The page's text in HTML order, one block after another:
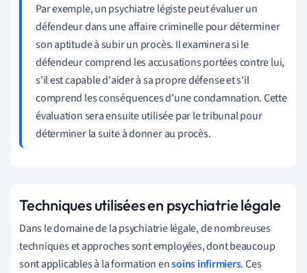
Par exemple, un psychiatre légiste peut évaluer un
défendeur dans une affaire criminelle pour déterminer
son aptitude à subir un procès. Il examinera si le
défendeur comprend les accusations portées contre lui,
s'il est capable d'aider à sa propre défense et s'il
comprend les conséquences d'une condamnation. Cette
évaluation sera ensuite utilisée par le tribunal pour
déterminer la suite à donner au procès.
Techniques utilisées en psychiatrie légale
Dans le domaine de la psychiatrie légale, de nombreuses
techniques et approches sont employées, dont beaucoup
sont applicables à la formation ensoins infirmiers. Ces